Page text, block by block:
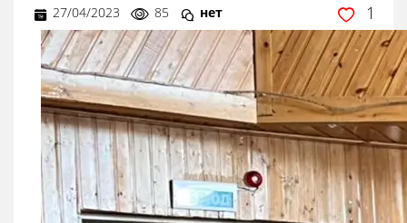
27/04/2023 85 нет 1